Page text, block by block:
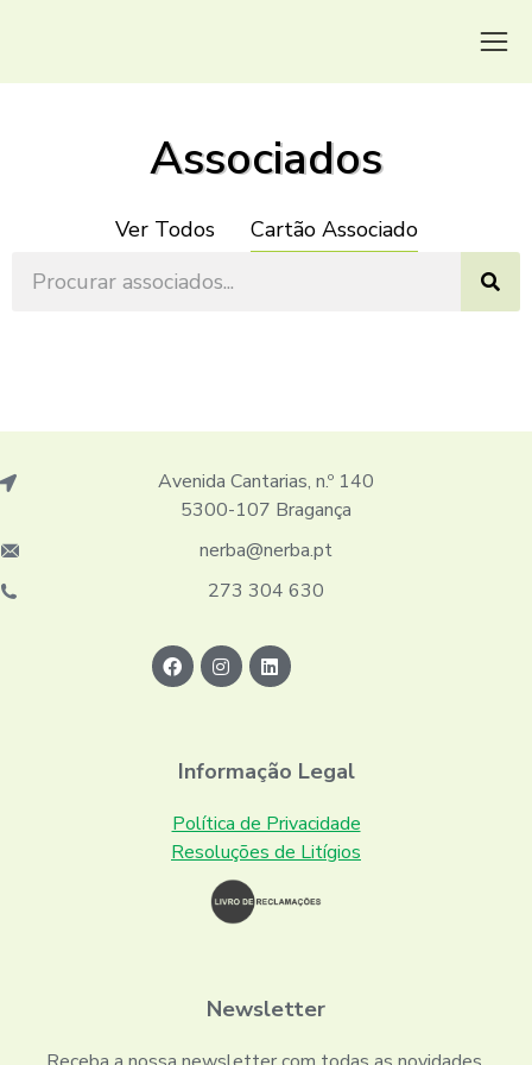
Associados
Ver Todos Cartão Associado
Avenida Cantarias, n.º 140
5300-107 Bragança
nerba@nerba.pt
273 304 630
Informação Legal
Política de Privacidade
Resoluções de Litígios
Newsletter